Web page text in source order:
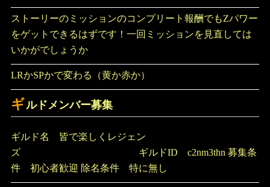
ストーリーのミッションのコンプリート報酬でもZパワー
をゲットできるはずです！一回ミッションを見直しては
いかがでしょうか
LRかSPかで変わる（黄か赤か）
ギ ルドメンバー募集
ギルド名 皆で楽しくレジェン
ズ ギルドID c2nm3thn 募集条
件 初心者歓迎 除名条件 特に無し